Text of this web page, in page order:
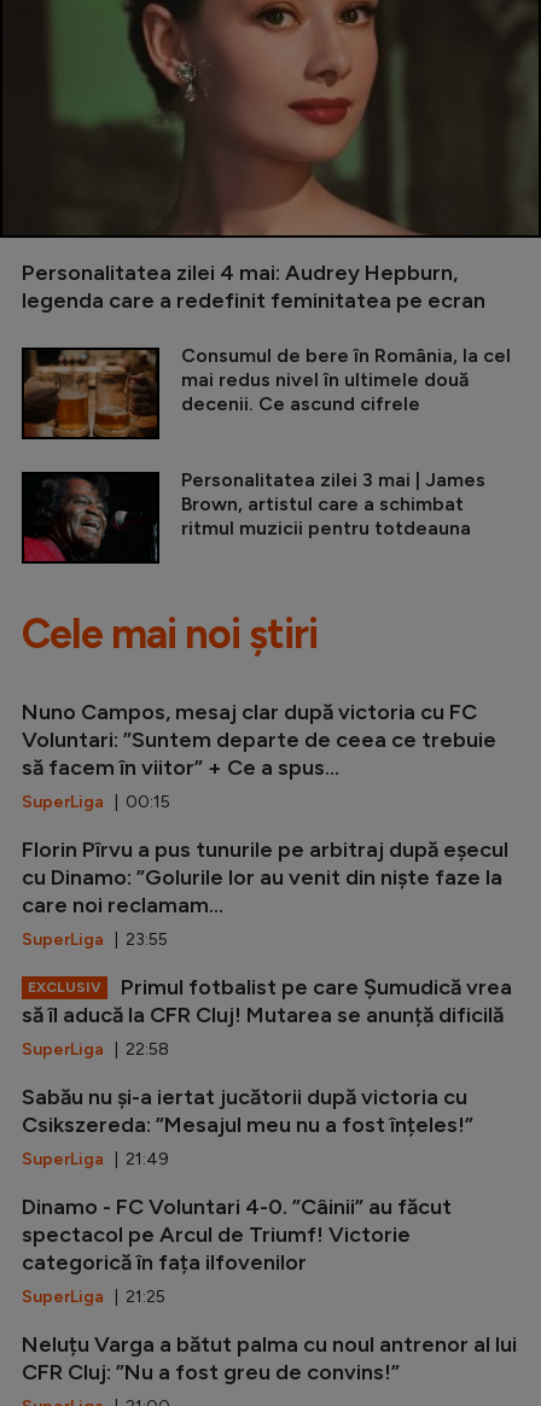
Personalitatea zilei 4 mai: Audrey Hepburn,
legenda care a redefinit feminitatea pe ecran
Consumul de bere în România, la cel
mai redus nivel în ultimele două
decenii. Ce ascund cifrele
Personalitatea zilei 3 mai | James
Brown, artistul care a schimbat
ritmul muzicii pentru totdeauna
Cele mai noi știri
Nuno Campos, mesaj clar după victoria cu FC
Voluntari: ”Suntem departe de ceea ce trebuie
să facem în viitor” + Ce a spus...
SuperLiga | 00:15
Florin Pîrvu a pus tunurile pe arbitraj după eșecul
cu Dinamo: ”Golurile lor au venit din niște faze la
care noi reclamam...
SuperLiga | 23:55
EXCLUSIV
Primul fotbalist pe care Șumudică vrea
să îl aducă la CFR Cluj! Mutarea se anunță dificilă
SuperLiga | 22:58
Sabău nu și-a iertat jucătorii după victoria cu
Csikszereda: ”Mesajul meu nu a fost înțeles!”
SuperLiga | 21:49
Dinamo - FC Voluntari 4-0. ”Câinii” au făcut
spectacol pe Arcul de Triumf! Victorie
categorică în fața ilfovenilor
SuperLiga | 21:25
Neluțu Varga a bătut palma cu noul antrenor al lui
CFR Cluj: ”Nu a fost greu de convins!”